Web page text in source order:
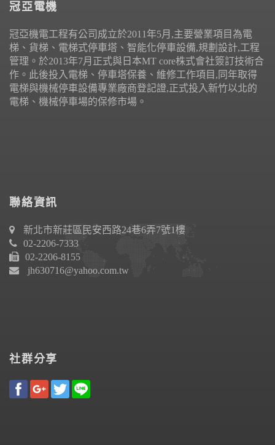
冠亞電機
冠亞機電工程有公司成立於2011年5月,主要營業項目為電
梯、貨梯、電梯式停車塔、智能化停車設備,規劃設計,工程
管理。於2013年7月正式與日本MT core株式會社簽訂技術合
作。此後投入電梯、停車塔保養、維修工作項目,同年取得
電梯與機械停車設備專業廠商登記證,正式投入新竹以北的
電梯、機械停車場的保修市場。
聯絡資訊
新北市新莊區民安西路24巷6弄7號1樓
02-2206-7333
02-2206-8155
jh630716@yahoo.com.tw
社群分享